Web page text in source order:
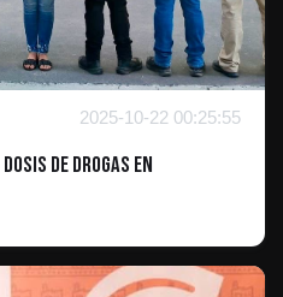
2025-10-22 00:25:55
de Drogas en